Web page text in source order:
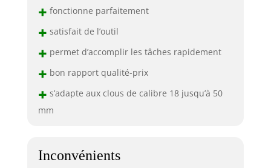
+ fonctionne parfaitement
+ satisfait de l’outil
+ permet d’accomplir les tâches rapidement
+ bon rapport qualité-prix
+ s’adapte aux clous de calibre 18 jusqu’à 50
mm
Inconvénients